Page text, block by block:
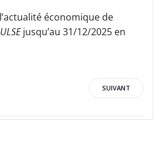
économique de
jusqu’au 31/12/2025 en
navigation
SUIVANT